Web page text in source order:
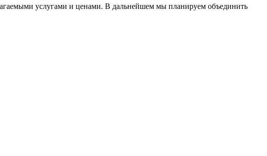
услугами и ценами. В дальнейшем мы планируем объединить